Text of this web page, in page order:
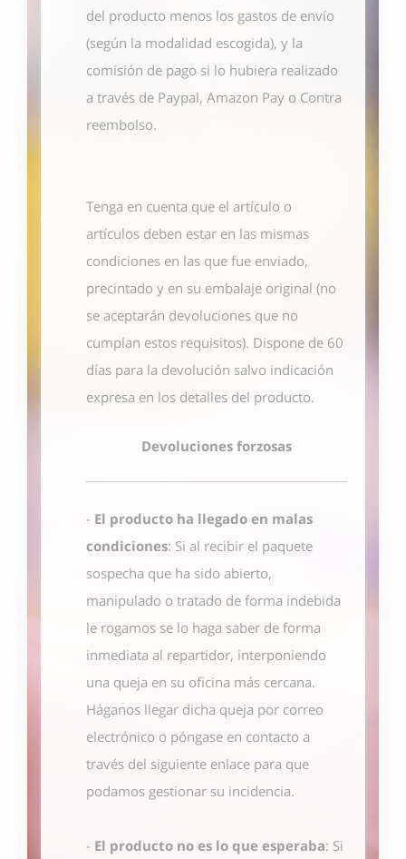
del producto menos los gastos de envío
(según la modalidad escogida), y la
comisión de pago si lo hubiera realizado
a través de Paypal, Amazon Pay o Contra
reembolso.
Tenga en cuenta que el artículo o
artículos deben estar en las mismas
condiciones en las que fue enviado,
precintado y en su embalaje original (no
se aceptarán devoluciones que no
cumplan estos requisitos). Dispone de 60
días para la devolución salvo indicación
expresa en los detalles del producto.
Devoluciones forzosas
- El producto ha llegado en malas
condiciones: Si al recibir el paquete
sospecha que ha sido abierto,
manipulado o tratado de forma indebida
le rogamos se lo haga saber de forma
inmediata al repartidor, interponiendo
una queja en su oficina más cercana.
Háganos llegar dicha queja por correo
electrónico o póngase en contacto a
través del siguiente enlace para que
podamos gestionar su incidencia.
- El producto no es lo que esperaba: Si